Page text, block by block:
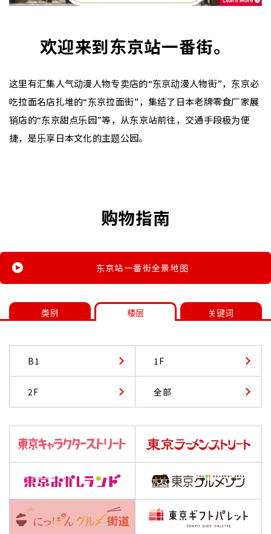
欢迎来到东京站一番街。
这里有汇集人气动漫人物专卖店的“东京动漫人物街”，东京必
吃拉面名店扎堆的“东京拉面街”，集结了日本老牌零食厂家展
销店的“东京甜点乐园”等，从东京站前往，交通手段极为便
捷，是乐享日本文化的主题公园。
购物指南
东京站一番街全景地图
类别 楼层 关键词
B1 1F
2F 全部